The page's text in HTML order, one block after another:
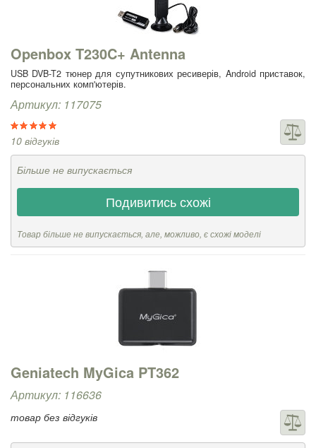
Openbox T230C+ Antenna
USB DVB-T2 тюнер для супутникових ресиверів, Android приставок,
персональних комп'ютерів.
Артикул: 117075
10 відгуків
Більше не випускається
Подивитись схожі
Товар більше не випускається, але, можливо, є схожі моделі
Geniatech MyGica PT362
Артикул: 116636
товар без відгуків